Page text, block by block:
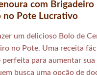
com Brigadeiro
no Pote Lucrativo
um delicioso Bolo de
no Pote. Uma receita
perfeita para aumentar sua
busca uma opção de